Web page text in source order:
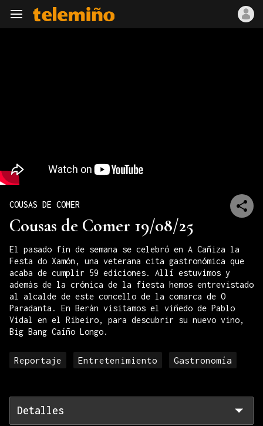
Navegación
COUSAS DE COMER
Cousas de Comer 19/08/25
El pasado fin de semana se celebró en A Cañiza la
Festa do Xamón, una veterana cita gastronómica que
acaba de cumplir 59 ediciones. Allí estuvimos y
además de la crónica de la fiesta hemos entrevistado
al alcalde de este concello de la comarca de O
Paradanta. En Berán visitamos el viñedo de Pablo
Vidal en el Ribeiro, para descubrir su nuevo vino,
Big Bang Caíño Longo.
Reportaje Entretenimiento Gastronomía
Detalles